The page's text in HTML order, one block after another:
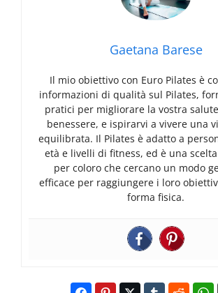
Gaetana Barese
Il mio obiettivo con Euro Pilates è
informazioni di qualità sul Pilates,
pratici per migliorare la vostra
benessere, e ispirarvi a vivere una
equilibrata. Il Pilates è adatto a
età e livelli di fitness, ed è una
per coloro che cercano un modo
efficace per raggiungere i loro
forma fisica.